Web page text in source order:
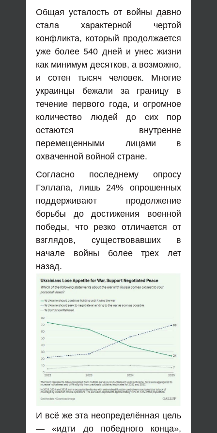
Общая усталость от войны давно
стала характерной чертой
конфликта, который продолжается
уже более 540 дней и унес жизни
как минимум десятков, а возможно,
и сотен тысяч человек. Многие
украинцы бежали за границу в
течение первого года, и огромное
количество людей до сих пор
остаются внутренне
перемещенными лицами в
охваченной войной стране.
Согласно последнему опросу
Гэллапа, лишь 24% опрошенных
поддерживают продолжение
борьбы до достижения военной
победы, что резко отличается от
взглядов, существовавших в
начале войны более трех лет
назад.
И всё же эта неопределённая цель
— «идти до победного конца»,